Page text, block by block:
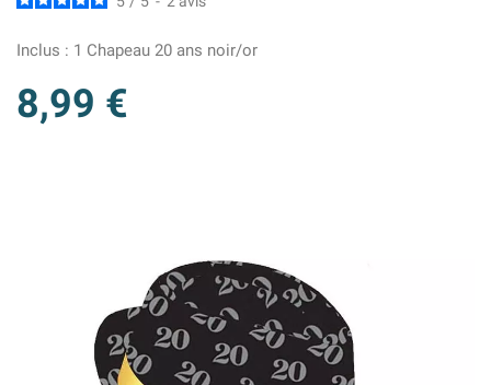
Inclus : 1 Chapeau 20 ans noir/or
8,99 €